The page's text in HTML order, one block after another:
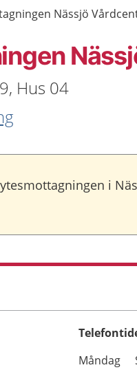
Nässjö
Hus 04
i
Dag
Öppettider
Måndag